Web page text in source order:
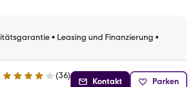
• Leasing und Finanzierung •
3.9 Sterne (36)
Kontakt Parken